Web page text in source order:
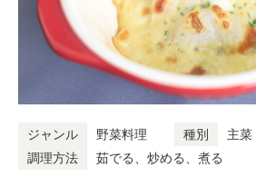
ジャンル 野菜料理 種別
主菜
調理方法
茹でる、炒める、煮る